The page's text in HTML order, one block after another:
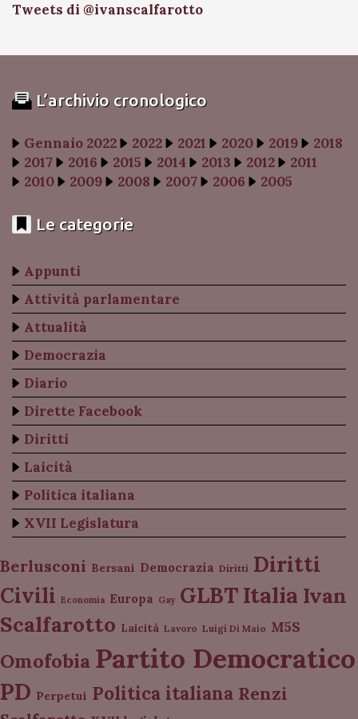
Tweets di @ivanscalfarotto
L’archivio cronologico
Gennaio 2022 2022 2021 2020 2019
2018
2017
2016 2015 2014 2013 2012
2011
2010
2009 2008 2007 2006 2005
Le categorie
Appunti
Attività parlamentare
Attualità
Democrazia
Diario
Dirette Facebook
Diritti
Laicità
Politica italiana
XVII Legislatura
Berlusconi Bersani Democrazia Diritti Diritti
Civili Economia Europa Gay GLBT Italia Ivan
Scalfarotto Laicità Lavoro Luigi Di Maio M5S
Omofobia Partito Democratico
PD Perpetui Politica italiana Renzi